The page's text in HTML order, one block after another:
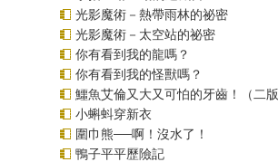
光影魔術－熱帶雨林的祕密
光影魔術－太空站的祕密
你有看到我的龍嗎？
你有看到我的怪獸嗎？
鱷魚艾倫又大又可怕的牙齒！（二
小蝌蚪穿新衣
圍巾熊──啊！沒水了！
鴨子平平歷險記